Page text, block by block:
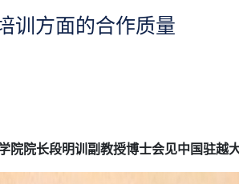
训方面的合作质量
院院长段明训副教授博士会见中国驻越大